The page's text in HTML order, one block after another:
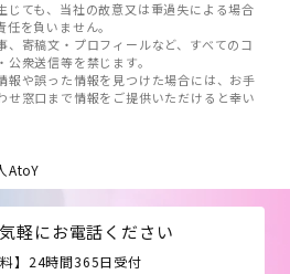
じても、当社の故意又は重過失による場合
を負いません。
、寄稿文・プロフィールなど、すべてのコ
衆送信等を禁じます。
報や誤った情報を見つけた場合には、お手
せ窓口まで情報をご提供いただけると幸い
AtoY
軽にお電話ください
料】24時間365日受付